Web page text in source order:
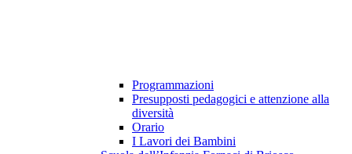
Programmazioni
Presupposti pedagogici e attenzione alla
diversità
Orario
I Lavori dei Bambini